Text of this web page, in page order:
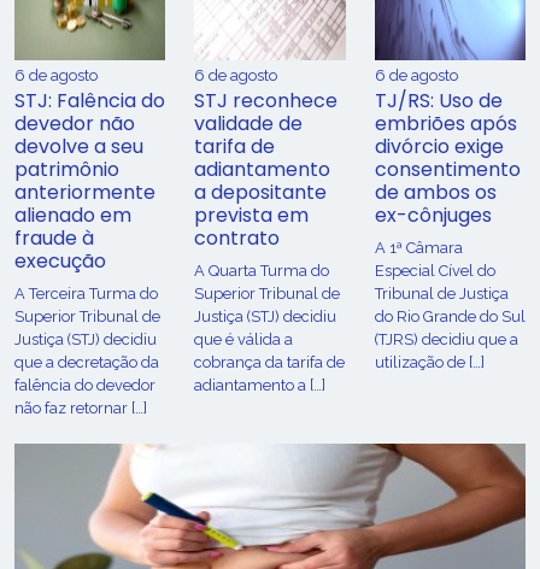
6 de agosto
STJ: Falência do
devedor não
devolve a seu
patrimônio
anteriormente
alienado em
fraude à
execução
A Terceira Turma do
Superior Tribunal de
Justiça (STJ) decidiu
que a decretação da
falência do devedor
não faz retornar […]
6 de agosto
STJ reconhece
validade de
tarifa de
adiantamento
a depositante
prevista em
contrato
A Quarta Turma do
Superior Tribunal de
Justiça (STJ) decidiu
que é válida a
cobrança da tarifa de
adiantamento a […]
6 de agosto
TJ/RS: Uso de
embriões após
divórcio exige
consentimento
de ambos os
ex-cônjuges
A 1ª Câmara
Especial Cível do
Tribunal de Justiça
do Rio Grande do Sul
(TJRS) decidiu que a
utilização de […]